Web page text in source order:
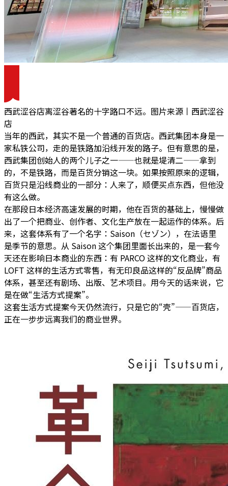
西武涩谷店离涩谷著名的十字路口不远。图片来源丨西武涩谷
店
当年的西武，其实不是一个普通的百货店。西武集团本身是一
家私铁公司，走的是铁路加沿线开发的路子。但有意思的是，
西武集团创始人的两个儿子之一——也就是堤清二——拿到
的，不是铁路，而是百货分销这一块。如果按照原来的逻辑，
百货只是沿线商业的一部分：人来了，顺便买点东西，但他没
有这么做。
在那段日本经济高速发展的时期，他在百货的基础上，慢慢做
出了一个把商业、创作者、文化生产放在一起运作的体系。后
来，这套体系有了一个名字：Saison（セゾン），在法语里
是季节的意思。从 Saison 这个集团里面长出来的，是一套今
天还在影响日本商业的东西：有 PARCO 这样的文化商业，有
LOFT 这样的生活方式零售，有无印良品这样的“反品牌”商品
体系，甚至还有剧场、出版、艺术项目。用今天的话来说，它
是在做“生活方式提案”。
这套生活方式提案今天仍然流行，只是它的“壳”——百货店，
正在一步步远离我们的商业世界。